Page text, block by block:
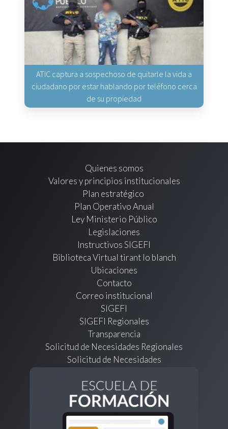
ATIC captura a sospechoso de quitarle la vida a
ciudadano por estar hablando por teléfono cerca
de su propiedad
Quienes somos
Valores y principios institucionales
Plan estratégico
Plan Operativo Anual
Ley Ministerio Público
Legislaciones
Instructivos SIGEFI
Biblioteca Virtual tirant lo blanch
Ubicaciones
Contacto
Correo institucional
SIGEFI
SIGEFI Regionales
Transparencia
Solicitud de Necesidades Regionales
Solicitud de Necesidades